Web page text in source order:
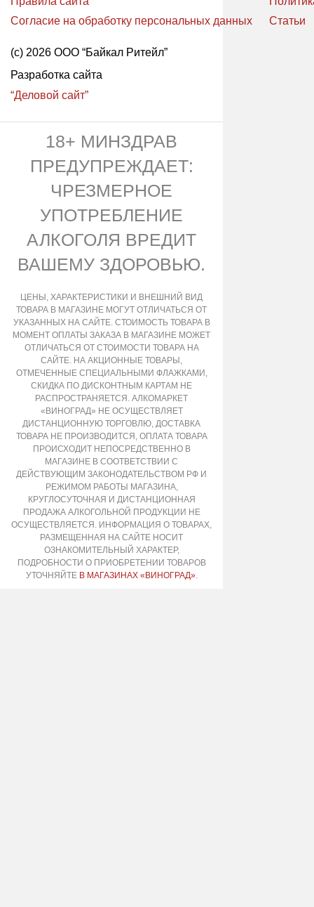
Согласие на обработку персональных данных
Статьи
(с) 2026 ООО “Байкал Ритейл”
Разработка сайта
“Деловой сайт”
18+ МИНЗДРАВ
ПРЕДУПРЕЖДАЕТ:
ЧРЕЗМЕРНОЕ
УПОТРЕБЛЕНИЕ
АЛКОГОЛЯ ВРЕДИТ
ВАШЕМУ ЗДОРОВЬЮ.
ЦЕНЫ, ХАРАКТЕРИСТИКИ И ВНЕШНИЙ ВИД
ТОВАРА В МАГАЗИНЕ МОГУТ ОТЛИЧАТЬСЯ ОТ
УКАЗАННЫХ НА САЙТЕ. СТОИМОСТЬ ТОВАРА В
МОМЕНТ ОПЛАТЫ ЗАКАЗА В МАГАЗИНЕ МОЖЕТ
ОТЛИЧАТЬСЯ ОТ СТОИМОСТИ ТОВАРА НА
САЙТЕ. НА АКЦИОННЫЕ ТОВАРЫ,
ОТМЕЧЕННЫЕ СПЕЦИАЛЬНЫМИ ФЛАЖКАМИ,
СКИДКА ПО ДИСКОНТНЫМ КАРТАМ НЕ
РАСПРОСТРАНЯЕТСЯ. АЛКОМАРКЕТ
«ВИНОГРАД» НЕ ОСУЩЕСТВЛЯЕТ
ДИСТАНЦИОННУЮ ТОРГОВЛЮ, ДОСТАВКА
ТОВАРА НЕ ПРОИЗВОДИТСЯ, ОПЛАТА ТОВАРА
ПРОИСХОДИТ НЕПОСРЕДСТВЕННО В
МАГАЗИНЕ В СООТВЕТСТВИИ С
ДЕЙСТВУЮЩИМ ЗАКОНОДАТЕЛЬСТВОМ РФ И
РЕЖИМОМ РАБОТЫ МАГАЗИНА,
КРУГЛОСУТОЧНАЯ И ДИСТАНЦИОННАЯ
ПРОДАЖА АЛКОГОЛЬНОЙ ПРОДУКЦИИ НЕ
ОСУЩЕСТВЛЯЕТСЯ. ИНФОРМАЦИЯ О ТОВАРАХ,
РАЗМЕЩЕННАЯ НА САЙТЕ НОСИТ
ОЗНАКОМИТЕЛЬНЫЙ ХАРАКТЕР,
ПОДРОБНОСТИ О ПРИОБРЕТЕНИИ ТОВАРОВ
УТОЧНЯЙТЕ В МАГАЗИНАХ «ВИНОГРАД».